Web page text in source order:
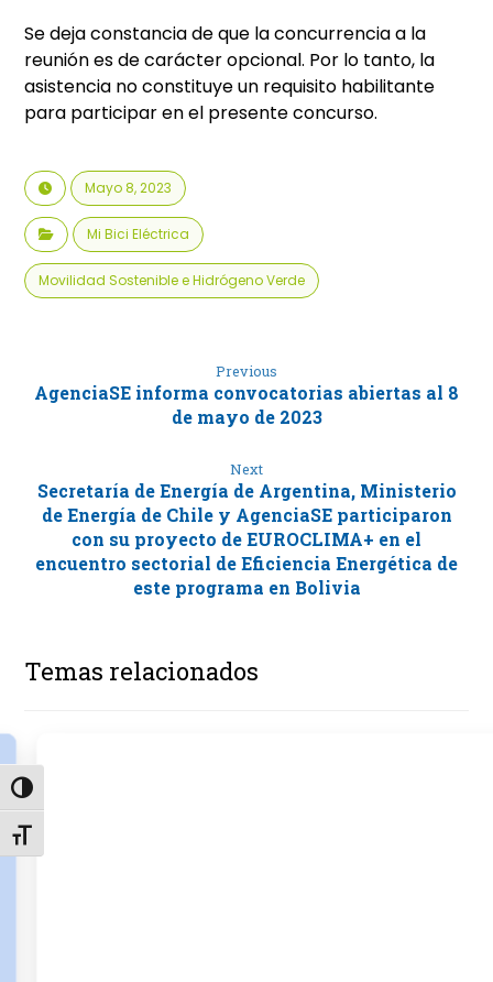
Alternar alto contraste
Alternar tamaño de letra
Se deja constancia de que la concurrencia a la
reunión es de carácter opcional. Por lo tanto, la
asistencia no constituye un requisito habilitante
para participar en el presente concurso.
Mayo 8, 2023
Mi Bici Eléctrica
Movilidad Sostenible e Hidrógeno Verde
Previous
AgenciaSE informa convocatorias abiertas al 8
de mayo de 2023
Next
Secretaría de Energía de Argentina, Ministerio
de Energía de Chile y AgenciaSE participaron
con su proyecto de EUROCLIMA+ en el
encuentro sectorial de Eficiencia Energética de
este programa en Bolivia
Temas relacionados